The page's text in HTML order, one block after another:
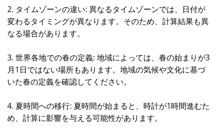
2. タイムゾーンの違い: 異なるタイムゾーンでは、日付が
変わるタイミングが異なります。そのため、計算結果も異
なる場合があります。
3. 世界各地での春の定義: 地域によっては、春の始まりが3
月1日ではない場所もあります。地域の気候や文化に基づ
いた春の定義を確認してください。
4. 夏時間への移行: 夏時間が始まると、時計が1時間進むた
め、計算に影響を与える可能性があります。